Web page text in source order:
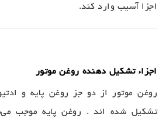
اجزا آسیب وارد کند.
اجزاء تشکیل دهنده روغن موتور
روغن موتور از دو جز روغن پایه و
تشکیل شده اند . روغن پایه موجب